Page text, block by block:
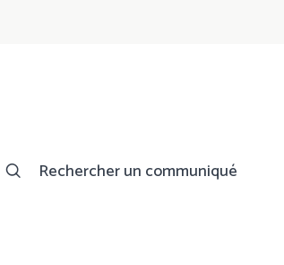
Rechercher un communiqué